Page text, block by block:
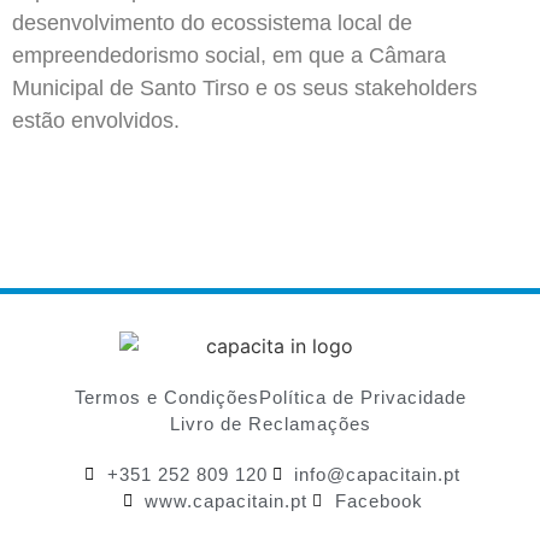
desenvolvimento do ecossistema local de
empreendedorismo social, em que a Câmara
Municipal de Santo Tirso e os seus stakeholders
estão envolvidos.
Termos e CondiçõesPolítica de Privacidade
Livro de Reclamações
+351 252 809 120
info@capacitain.pt
www.capacitain.pt
Facebook